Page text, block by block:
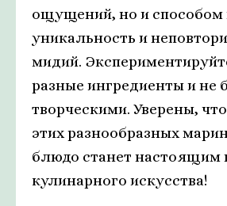
ощущений, но и способом
уникальность и
мидий.
разные ингредиенты и не
творческими. Уверены,
этих разнообразных
блюдо станет настоящим
кулинарного искусства!